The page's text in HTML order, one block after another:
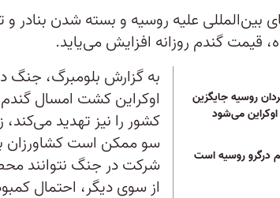
بین‌المللی علیه روسیه و بسته شدن بنادر
قیمت گندم روزانه افزایش می‌یاید.
روسیه جایگزین
می‌شود
درگرو روسیه است
به گزارش بلومبرگ، جنگ
اوکراین کشت امسال
کشور را نیز تهدید می‌کند،
سو ممکن است کشاورزان
شرکت در جنگ نتوانند
از سوی دیگر، احتمال